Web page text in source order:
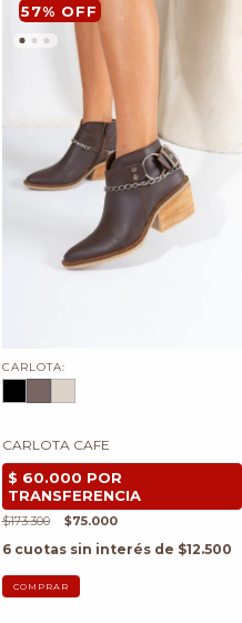
57% OFF
CARLOTA:
CARLOTA CAFE
$173.300 $75.000
6 cuotas sin interés de $12.500
COMPRAR